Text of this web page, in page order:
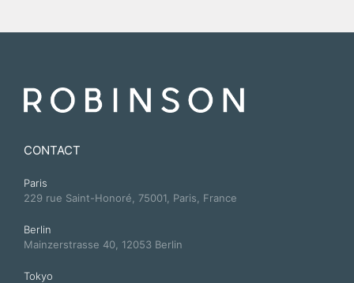
CONTACT
Paris
229 rue Saint-Honoré, 75001, Paris, France
Berlin
Mainzerstrasse 40, 12053 Berlin
Tokyo